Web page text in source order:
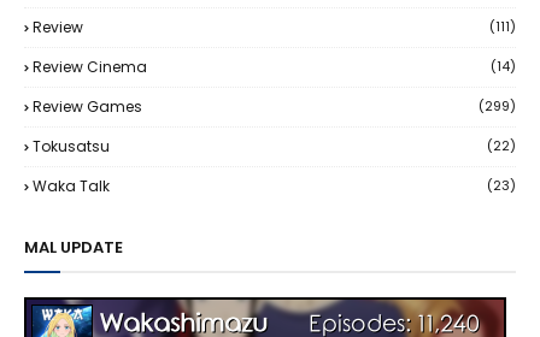
Review (111)
Review Cinema (14)
Review Games (299)
Tokusatsu (22)
Waka Talk (23)
MAL UPDATE